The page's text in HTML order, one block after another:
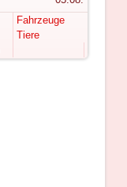
Fahrzeuge
Tiere